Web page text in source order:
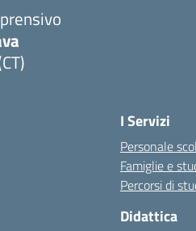
I Servizi
Personale
Famiglie e
Percorsi di
Didattica